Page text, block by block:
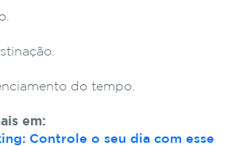
do tempo.
em:
Controle o seu dia com esse